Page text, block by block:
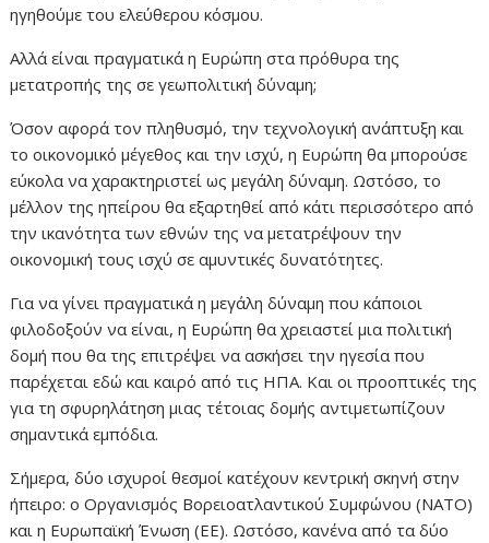
ηγηθούμε του ελεύθερου κόσμου.
Αλλά είναι πραγματικά η Ευρώπη στα πρόθυρα της
μετατροπής της σε γεωπολιτική δύναμη;
Όσον αφορά τον πληθυσμό, την τεχνολογική ανάπτυξη και
το οικονομικό μέγεθος και την ισχύ, η Ευρώπη θα μπορούσε
εύκολα να χαρακτηριστεί ως μεγάλη δύναμη. Ωστόσο, το
μέλλον της ηπείρου θα εξαρτηθεί από κάτι περισσότερο από
την ικανότητα των εθνών της να μετατρέψουν την
οικονομική τους ισχύ σε αμυντικές δυνατότητες.
Για να γίνει πραγματικά η μεγάλη δύναμη που κάποιοι
φιλοδοξούν να είναι, η Ευρώπη θα χρειαστεί μια πολιτική
δομή που θα της επιτρέψει να ασκήσει την ηγεσία που
παρέχεται εδώ και καιρό από τις ΗΠΑ. Και οι προοπτικές της
για τη σφυρηλάτηση μιας τέτοιας δομής αντιμετωπίζουν
σημαντικά εμπόδια.
Σήμερα, δύο ισχυροί θεσμοί κατέχουν κεντρική σκηνή στην
ήπειρο: ο Οργανισμός Βορειοατλαντικού Συμφώνου (ΝΑΤΟ)
και η Ευρωπαϊκή Ένωση (ΕΕ). Ωστόσο, κανένα από τα δύο